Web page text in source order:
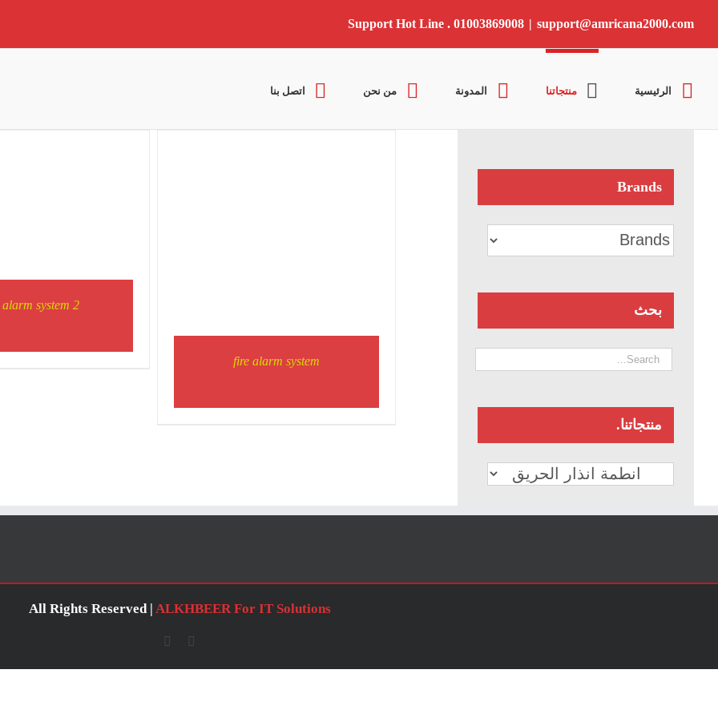
Support Hot Line . 01003869008 | support@amricana2000.com
الرئيسية منتجاتنا المدونة من نحن اتصل بنا
fire alarm system
alarm system 2
Brands
بحث
منتجاتنا.
All Rights Reserved | ALKHBEER For IT Solutions
Facebook